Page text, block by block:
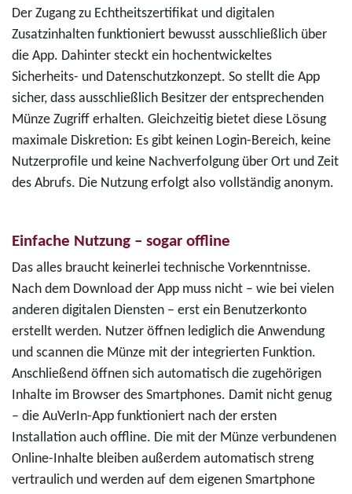
Der Zugang zu Echtheitszertifikat und digitalen
Zusatzinhalten funktioniert bewusst ausschließlich über
die App. Dahinter steckt ein hochentwickeltes
Sicherheits- und Datenschutzkonzept. So stellt die App
sicher, dass ausschließlich Besitzer der entsprechenden
Münze Zugriff erhalten. Gleichzeitig bietet diese Lösung
maximale Diskretion: Es gibt keinen Login-Bereich, keine
Nutzerprofile und keine Nachverfolgung über Ort und Zeit
des Abrufs. Die Nutzung erfolgt also vollständig anonym.
Einfache Nutzung – sogar offline
Das alles braucht keinerlei technische Vorkenntnisse.
Nach dem Download der App muss nicht – wie bei vielen
anderen digitalen Diensten – erst ein Benutzerkonto
erstellt werden. Nutzer öffnen lediglich die Anwendung
und scannen die Münze mit der integrierten Funktion.
Anschließend öffnen sich automatisch die zugehörigen
Inhalte im Browser des Smartphones. Damit nicht genug
– die AuVerIn-App funktioniert nach der ersten
Installation auch offline. Die mit der Münze verbundenen
Online-Inhalte bleiben außerdem automatisch streng
vertraulich und werden auf dem eigenen Smartphone